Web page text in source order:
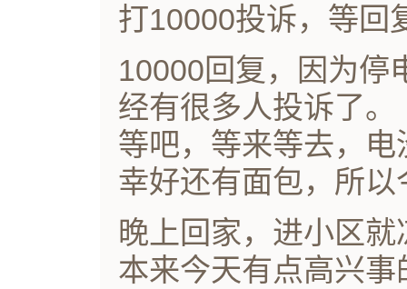
打10000投诉，等回
10000回复，因为停
经有很多人投诉了。
等吧，等来等去，电
幸好还有面包，所
晚上回家，进小区
本来今天有点高兴